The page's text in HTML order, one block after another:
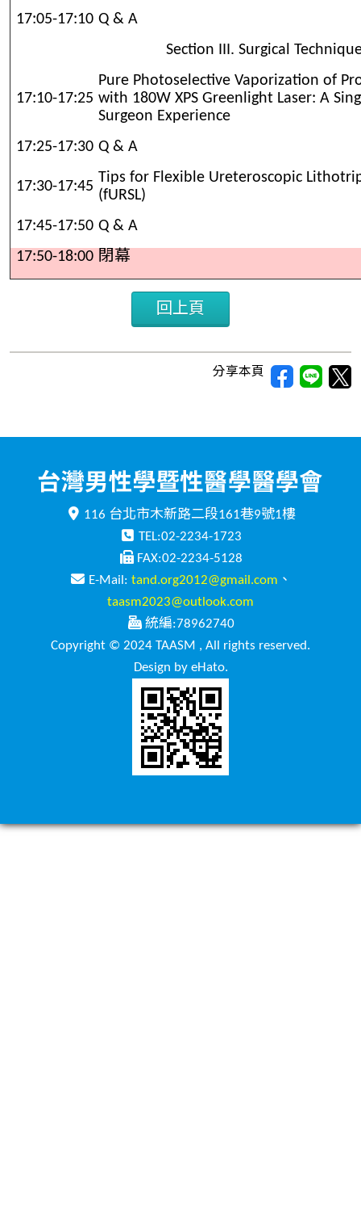
17:05-17:10 Q & A
Section III. Surgical
17:10-17:25
Pure Photoselective Vaporization of
with 180W XPS Greenlight Laser: A
Surgeon Experience
17:25-17:30 Q & A
17:30-17:45
Tips for Flexible Ureteroscopic
(fURSL)
17:45-17:50 Q & A
17:50-18:00 閉幕
回上頁
分享本頁
116 台北市木新路二段161巷9號1樓
TEL:02-2234-1723
FAX:02-2234-5128
E-Mail: tand.org2012@gmail.com 、
taasm2023@outlook.com
統編:78962740
Copyright © 2024 TAASM , All rights reserved.
Design by eHato.